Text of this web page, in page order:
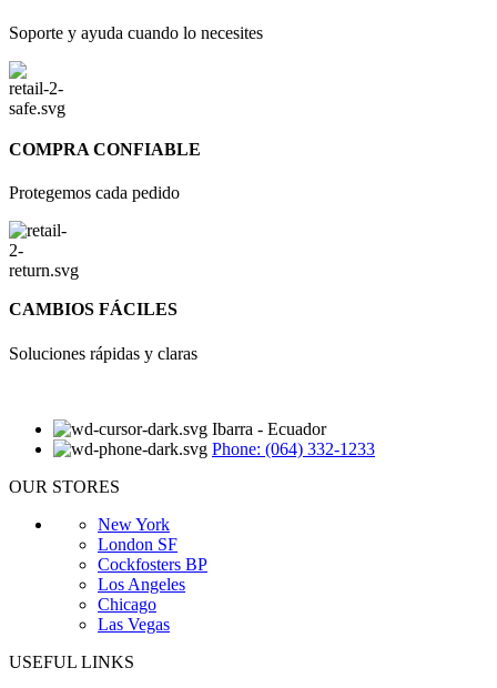
Soporte y ayuda cuando lo necesites
COMPRA CONFIABLE
Protegemos cada pedido
CAMBIOS FÁCILES
Soluciones rápidas y claras
Ibarra - Ecuador
Phone: (064) 332-1233
OUR STORES
New York
London SF
Cockfosters BP
Los Angeles
Chicago
Las Vegas
USEFUL LINKS